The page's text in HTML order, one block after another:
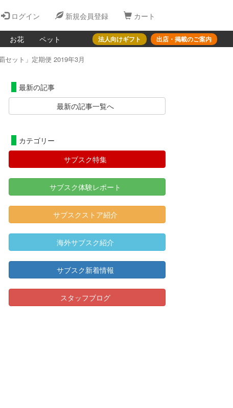
ログイン 新規会員登録 カート
お花 ペット 法人向けギフト 出店・掲載のご案内
セット」定期便 2019年3月
最新の記事
最新の記事一覧へ
カテゴリー
サブスク特集
サブスク体験レポート
サブスクストア紹介
海外サブスク紹介
サブスク新着情報
スタッフブログ